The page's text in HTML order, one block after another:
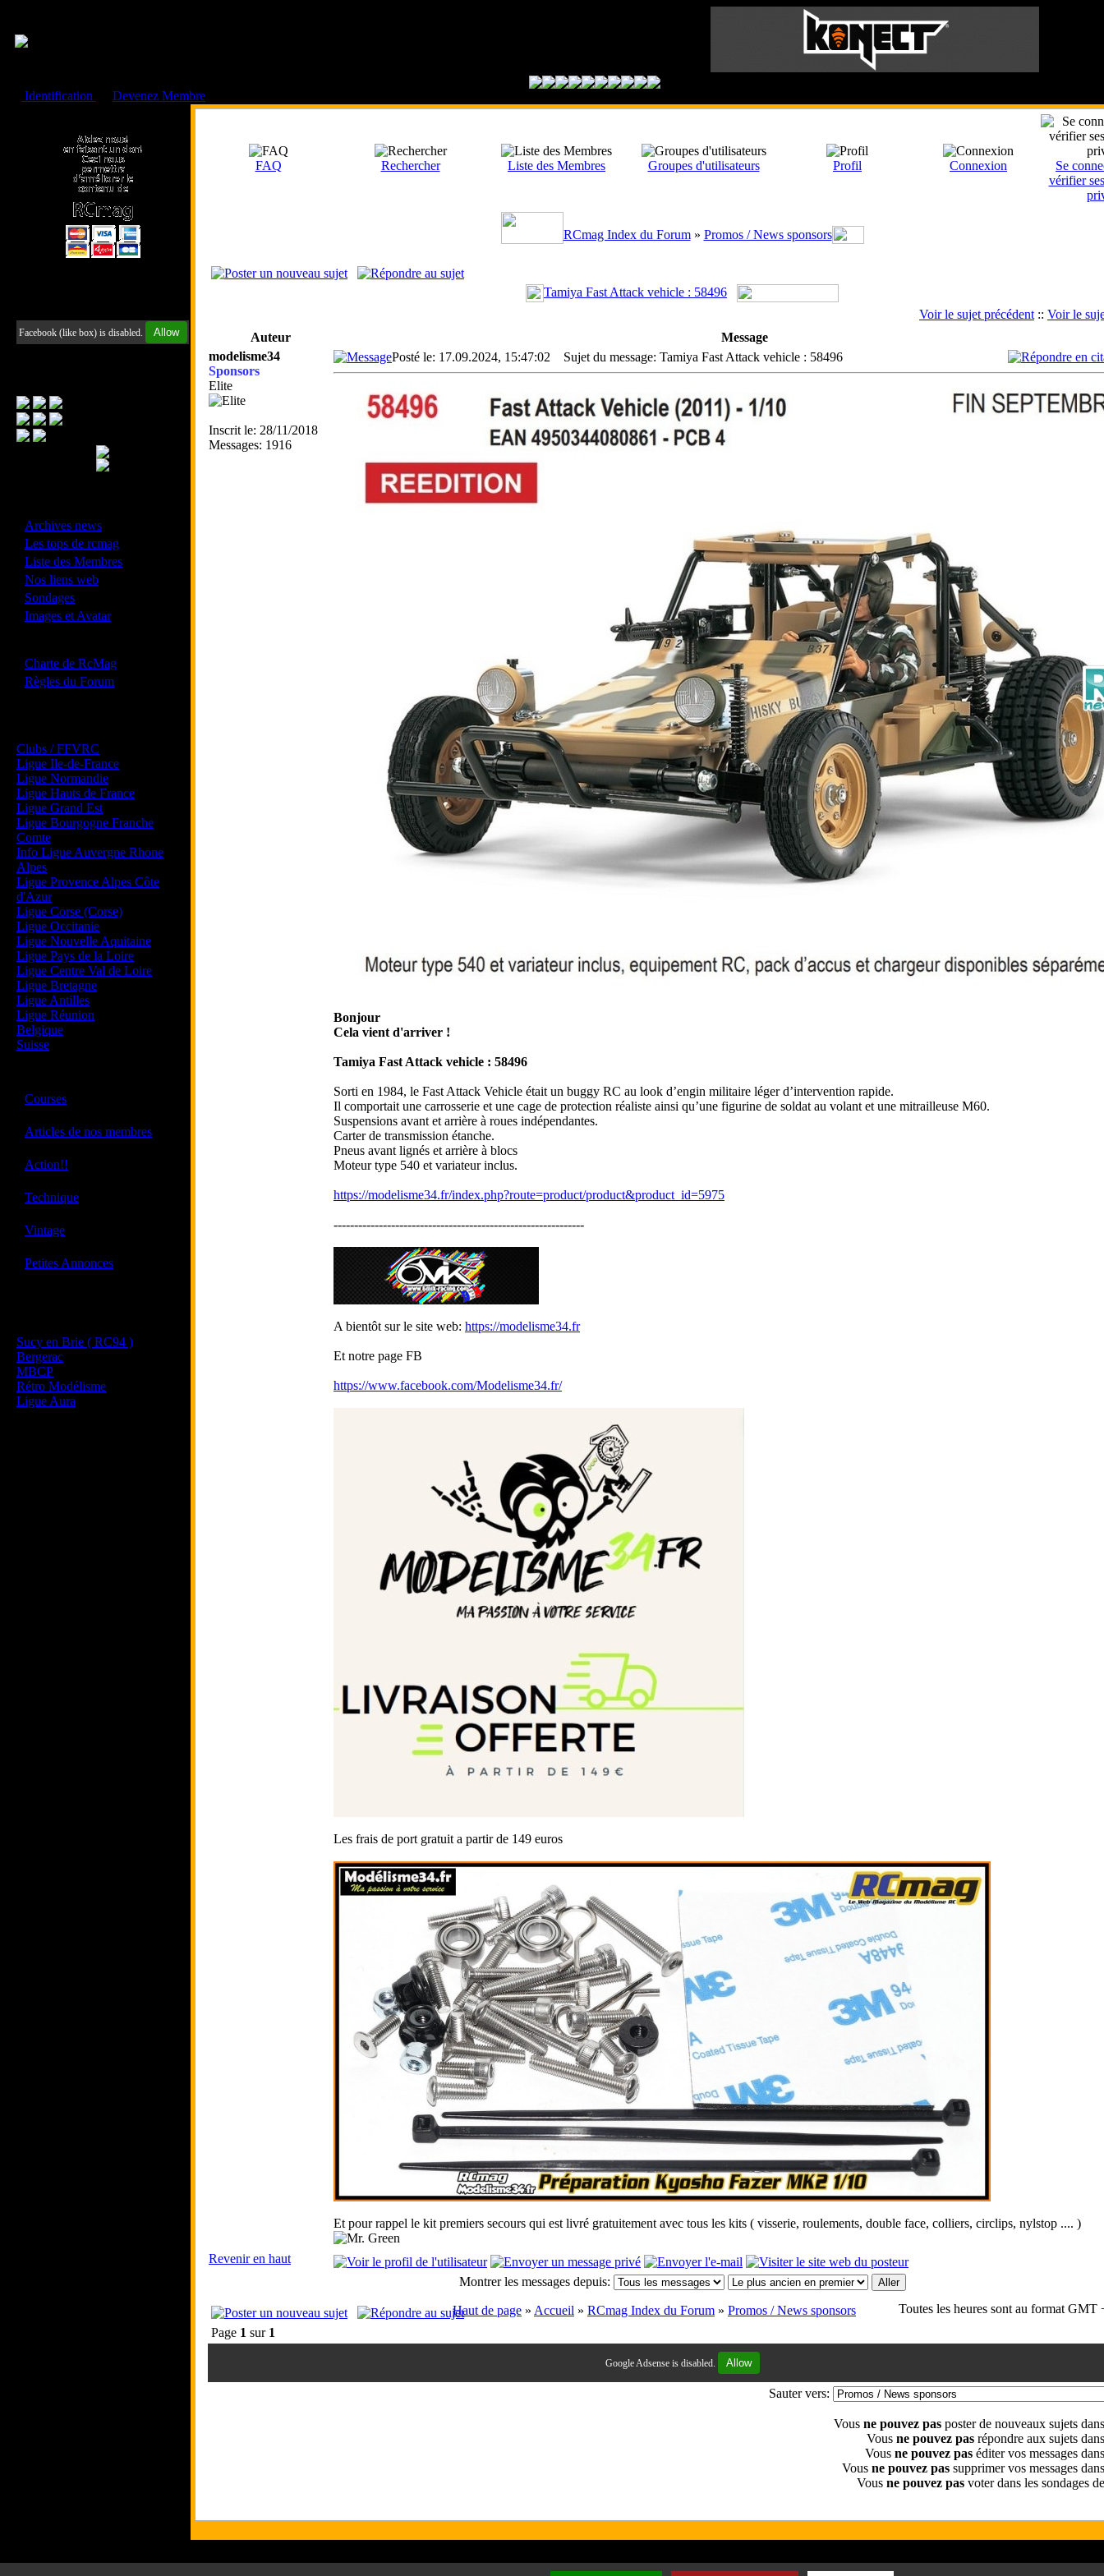
Identification Devenez Membre
Facebook (like box) is disabled. Allow
Archives news
Les tops de rcmag
Liste des Membres
Nos liens web
Sondages
Images et Avatar
Charte de RcMag
Règles du Forum
Clubs / FFVRC
Ligue Ile-de-France
Ligue Normandie
Ligue Hauts de France
Ligue Grand Est
Ligue Bourgogne Franche
Comte
Info Ligue Auvergne Rhone
Alpes
Ligue Provence Alpes Côte
d'Azur
Ligue Corse (Corse)
Ligue Occitanie
Ligue Nouvelle Aquitaine
Ligue Pays de la Loire
Ligue Centre Val de Loire
Ligue Bretagne
Ligue Antilles
Ligue Réunion
Belgique
Suisse
Courses
Articles de nos membres
Action!!
Technique
Vintage
Petites Annonces
Sucy en Brie ( RC94 )
Bergerac
MBCP
Rétro Modélisme
Ligue Aura
FAQ Rechercher Liste des Membres Groupes d'utilisateurs Profil Connexion
Se
vérifier
RCmag Index du Forum» Promos / News sponsors
Tamiya Fast Attack vehicle : 58496
Voir le sujet précédent :: Voir le
Auteur
Message
modelisme34
Sponsors
Elite
Inscrit le: 28/11/2018
Messages: 1916
Posté le: 17.09.2024, 15:47:02 Sujet du message: Tamiya Fast Attack vehicle : 58496
Bonjour
Cela vient d'arriver !
Tamiya Fast Attack vehicle : 58496
Sorti en 1984, le Fast Attack Vehicle était un buggy RC au look d’engin militaire léger d’intervention rapide.
Il comportait une carrosserie et une cage de protection réaliste ainsi qu’une figurine de soldat au volant et une mitrailleuse M60.
Suspensions avant et arrière à roues indépendantes.
Carter de transmission étanche.
Pneus avant lignés et arrière à blocs
Moteur type 540 et variateur inclus.
https://modelisme34.fr/index.php?route=product/product&product_id=5975
-------------------------------------------------------------
A bientôt sur le site web: https://modelisme34.fr
Et notre page FB
https://www.facebook.com/Modelisme34.fr/
Les frais de port gratuit a partir de 149 euros
Et pour rappel le kit premiers secours qui est livré gratuitement avec tous les kits ( visserie, roulements, double face, colliers, circlips, nylstop .... )
Revenir en haut
Montrer les messages depuis:
Haut de page » Accueil » RCmag Index du Forum » Promos / News sponsors
Toutes les heures sont au format GMT
Page 1 sur 1
Google Adsense is disabled. Allow
Sauter vers:
Vous ne pouvez pas poster de nouveaux sujets
Vous ne pouvez pas répondre aux sujets
Vous ne pouvez pas éditer vos messages
Vous ne pouvez pas supprimer vos messages
Vous ne pouvez pas voter dans les sondages
Les commentaires et le contenu quand à eux sont sous la responsabilité de ceux qui les écrivent.